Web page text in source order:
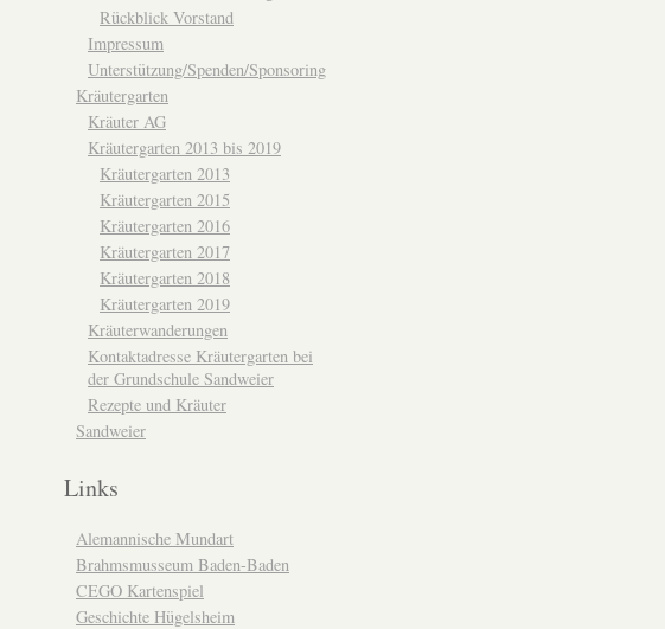
Rückblick Vorstand
Impressum
Unterstützung/Spenden/Sponsoring
Kräutergarten
Kräuter AG
Kräutergarten 2013 bis 2019
Kräutergarten 2013
Kräutergarten 2015
Kräutergarten 2016
Kräutergarten 2017
Kräutergarten 2018
Kräutergarten 2019
Kräuterwanderungen
Kontaktadresse Kräutergarten bei
der Grundschule Sandweier
Rezepte und Kräuter
Sandweier
Links
Alemannische Mundart
Brahmsmusseum Baden-Baden
CEGO Kartenspiel
Geschichte Hügelsheim